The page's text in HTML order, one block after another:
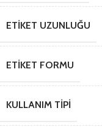
ETIKET UZUNLUĞU
ETIKET FORMU
KULLANIM TIPI